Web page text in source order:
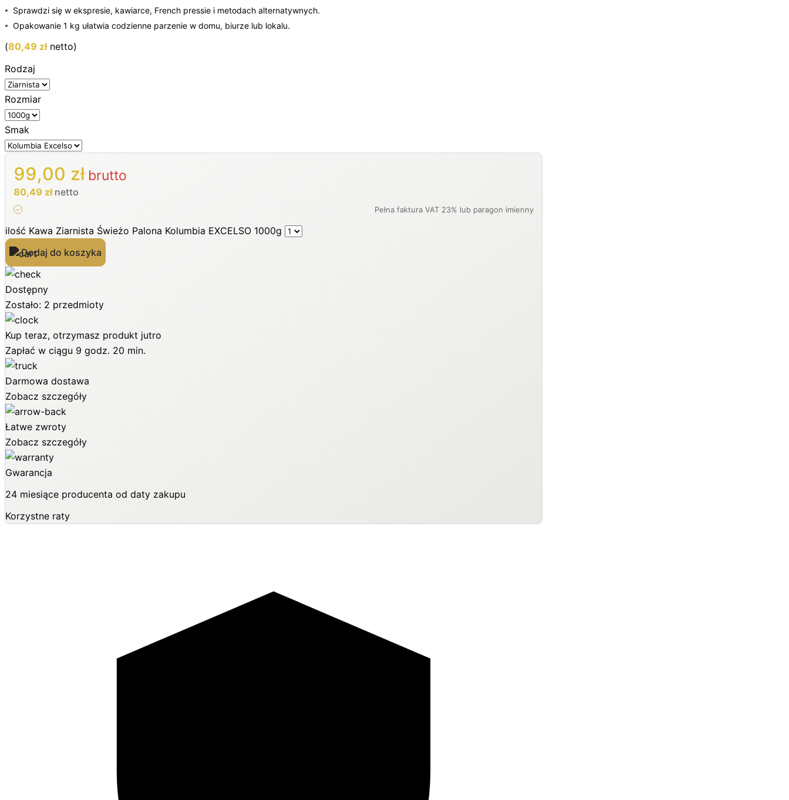
Sprawdzi się w ekspresie, kawiarce, French pressie i metodach alternatywnych.
Opakowanie 1 kg ułatwia codzienne parzenie w domu, biurze lub lokalu.
(80,49 złnetto)
Rodzaj
Rozmiar
Smak
99,00 złbrutto
80,49 złnetto
ilość Kawa Ziarnista Świeżo Palona Kolumbia EXCELSO 1000g
Dodaj do koszyka
Dostępny
Zostało: 2 przedmioty
Kup teraz, otrzymasz produkt jutro
Zapłać w ciągu 9 godz. 20 min.
Darmowa dostawa
Zobacz szczegóły
Łatwe zwroty
Zobacz szczegóły
Gwarancja
24 miesiące producenta od daty zakupu
Korzystne raty